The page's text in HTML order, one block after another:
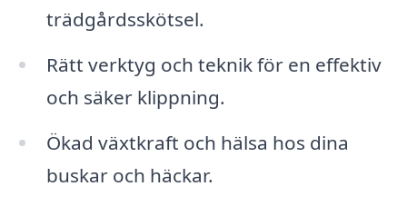
trädgårdsskötsel.
Rätt verktyg och teknik för en effektiv
och säker klippning.
Ökad växtkraft och hälsa hos dina
buskar och häckar.